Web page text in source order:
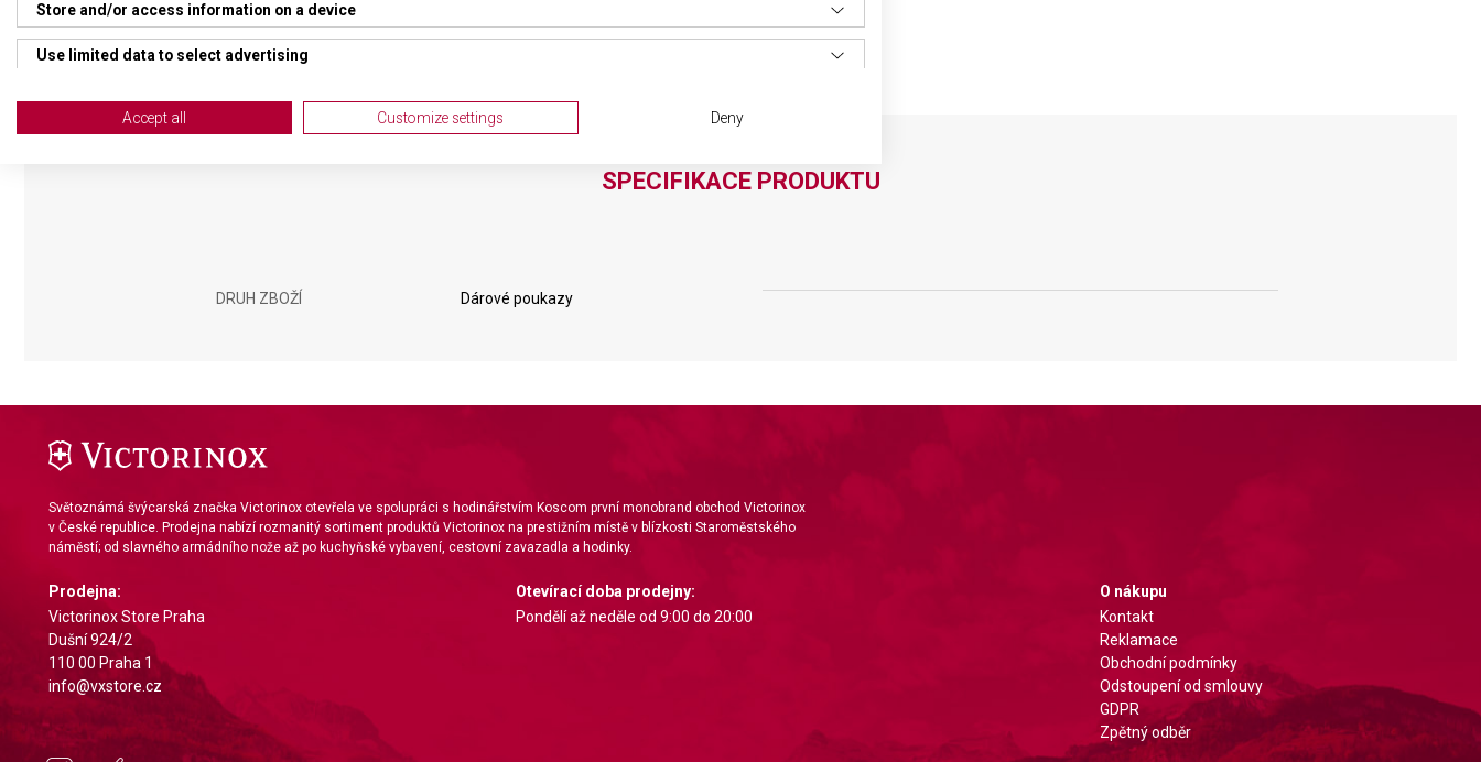
SPECIFIKACE PRODUKTU
DRUH ZBOŽÍ Dárové poukazy
Světoznámá švýcarská značka Victorinox otevřela ve spolupráci s hodinářstvím Koscom první monobrand obchod Victorinox
v České republice. Prodejna nabízí rozmanitý sortiment produktů Victorinox na prestižním místě v blízkosti Staroměstského
náměstí; od slavného armádního nože až po kuchyňské vybavení, cestovní zavazadla a hodinky.
Prodejna:
Victorinox Store Praha
Dušní 924/2
110 00 Praha 1
info@vxstore.cz
Otevírací doba prodejny:
Pondělí až neděle od 9:00 do 20:00
O nákupu
Kontakt
Reklamace
Obchodní podmínky
Odstoupení od smlouvy
GDPR
Zpětný odběr
Store and/or access information on a device
Use limited data to select advertising
Create profiles for personalised advertising
Use limited data to select content
IAB Special Features:
Use precise geolocation data
Non-IAB processing purposes:
Necessary
Performance
Functional
Accept all Customize settings Deny